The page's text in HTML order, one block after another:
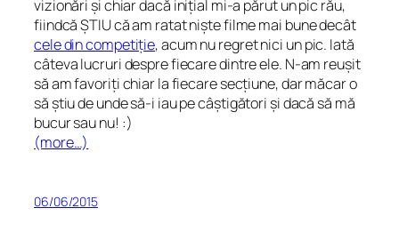
vizionări și chiar dacă inițial mi-a părut un pic rău,
fiindcă ȘTIU că am ratat niște filme mai bune decât
cele din competiție, acum nu regret nici un pic. Iată
câteva lucruri despre fiecare dintre ele. N-am reușit
să am favoriți chiar la fiecare secțiune, dar măcar o
să știu de unde să-i iau pe câștigători și dacă să mă
bucur sau nu! :)
(more…)
06/06/2015